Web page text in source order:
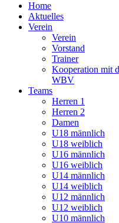
Home
Aktuelles
Verein
Verein
Vorstand
Trainer
Kooperation mit
WBV
Teams
Herren 1
Herren 2
Damen
U18 männlich
U18 weiblich
U16 männlich
U16 weiblich
U14 männlich
U14 weiblich
U12 männlich
U12 weiblich
U10 männlich